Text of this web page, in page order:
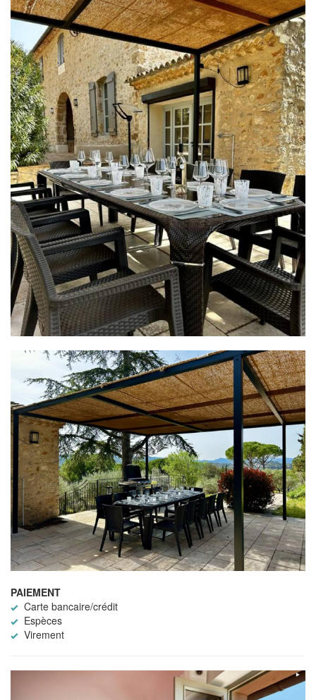
PAIEMENT
Carte bancaire/crédit
Espèces
Virement